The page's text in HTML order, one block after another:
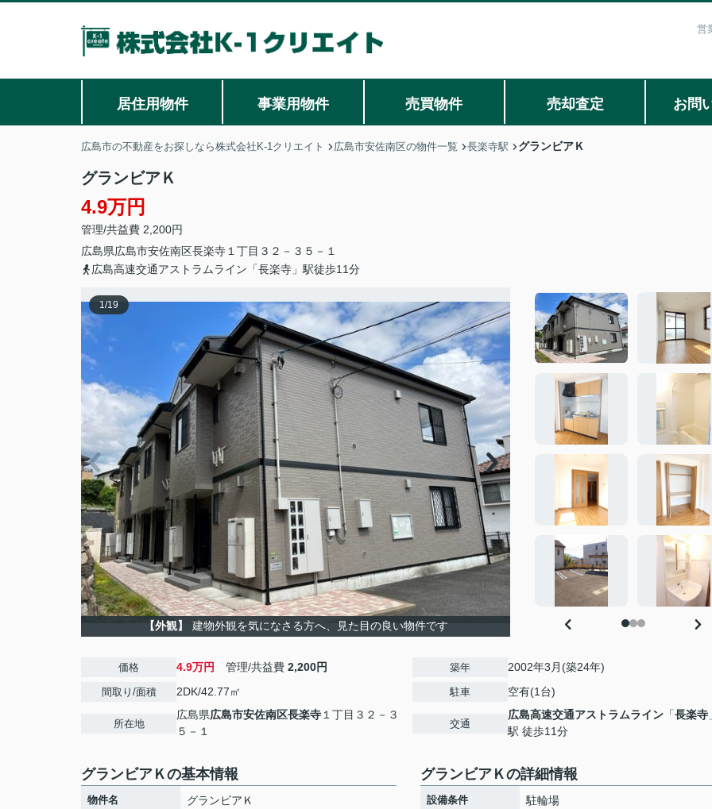
営
居住用物件 事業用物件 売買物件 売却査定 お問
広島市の不動産をお探しなら株式会社K-1クリエイト 広島市安佐南区の物件一覧 長楽寺駅 グランビアＫ
グランビアＫ
4.9万円
管理/共益費 2,200円
広島県広島市安佐南区長楽寺 １丁目３２－３５－１
広島高速交通アストラムライン「長楽寺」駅徒歩11分
1/19
【外観】 建物外観を気になさる方へ、見た目の良い物件です
価格 4.9万円 管理/共益費 2,200円
間取り/面積 2DK/42.77㎡
所在地
広島県広島市安佐南区長楽寺 １丁目３２－３
５－１
築年 2002年3月(築24年)
駐車 空有(1台)
交通
広島高速交通アストラムライン 「長楽寺
駅 徒歩11分
グランビアＫの基本情報
物件名 グランビアＫ
グランビアＫの詳細情報
設備条件 駐輪場